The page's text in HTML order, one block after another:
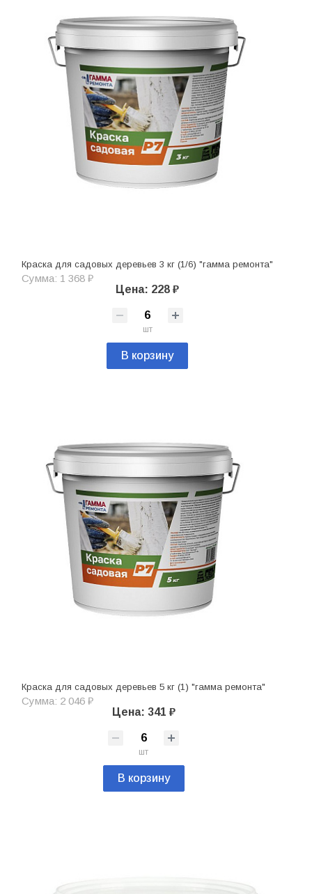
Краска для садовых деревьев 3 кг (1/6) "гамма ремонта"
Сумма: 1 368 ₽
Цена: 228 ₽
шт
В корзину
Краска для садовых деревьев 5 кг (1) "гамма ремонта"
Сумма: 2 046 ₽
Цена: 341 ₽
шт
В корзину